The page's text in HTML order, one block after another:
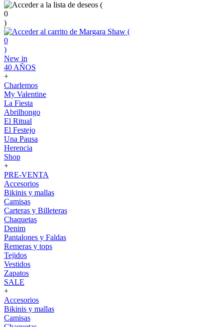
(
0
)
(
0
)
New in
40 AÑOS
+
Charlemos
My Valentine
La Fiesta
Abrilhongo
El Ritual
El Festejo
Una Pausa
Herencia
Shop
+
PRE-VENTA
Accesorios
Bikinis y mallas
Camisas
Carteras y Billeteras
Chaquetas
Denim
Pantalones y Faldas
Remeras y tops
Tejidos
Vestidos
Zapatos
SALE
+
Accesorios
Bikinis y mallas
Camisas